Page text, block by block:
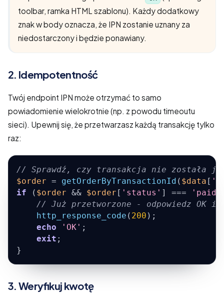
toolbar, ramka HTML szablonu). Każdy dodatkowy
znak w body oznacza, że IPN zostanie uznany za
niedostarczony i będzie ponawiany.
2. Idempotentność
Twój endpoint IPN może otrzymać to samo
powiadomienie wielokrotnie (np. z powodu timeoutu
sieci). Upewnij się, że przetwarzasz każdą transakcję tylko
raz:
// Sprawdź, czy transakcja nie została
$order = getOrderByTransactionId ( $data [
if
( $order && $order [ 'status' ] === 'paid'
// Już przetworzone - odpowiedz OK i
http_response_code ( 200 ) ;
echo
'OK' ;
exit ;
}
3. Weryfikuj kwotę